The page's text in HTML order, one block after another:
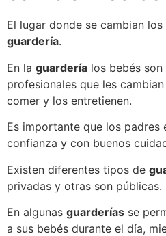
El lugar donde se cambian los
guardería.
En la guardería los bebés
profesionales que les
comer y los entretienen.
Es importante que los padres
confianza y con buenos
Existen diferentes tipos de
privadas y otras son públicas.
En algunas guarderías se
a sus bebés durante el día,